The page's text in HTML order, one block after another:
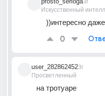
Искусственный
3г
))интересно даже
0
user_282862452
Просветленный
3г
на тротуаре